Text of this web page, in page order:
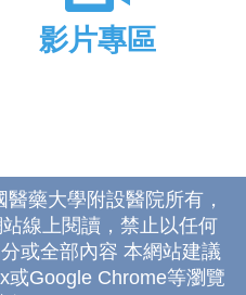
影片專區
藥大學附設醫院所有，
線上閱讀，禁止以任何
或全部內容 本網站建議
或Google Chrome等瀏覽